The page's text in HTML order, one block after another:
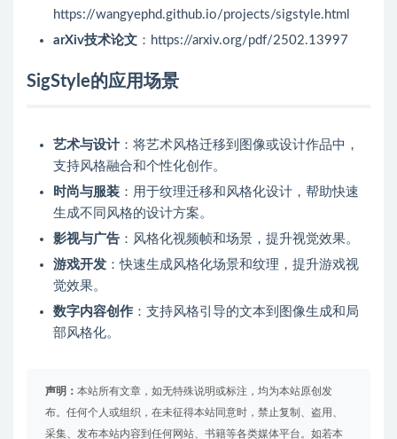
https://wangyephd.github.io/projects/sigstyle.html
arXiv技术论文 ：https://arxiv.org/pdf/2502.13997
SigStyle的应用场景
艺术与设计：将艺术风格迁移到图像或设计作品中，
支持风格融合和个性化创作。
时尚与服装 ：用于纹理迁移和风格化设计，帮助快速
生成不同风格的设计方案。
影视与广告 ：风格化视频帧和场景，提升视觉效果。
游戏开发 ：快速生成风格化场景和纹理，提升游戏视
觉效果。
数字内容创作 ：支持风格引导的文本到图像生成和局
部风格化。
声明： 本站所有文章，如无特殊说明或标注，均为本站原创发
布。任何个人或组织，在未征得本站同意时，禁止复制、盗用、
采集、发布本站内容到任何网站、书籍等各类媒体平台。如若本